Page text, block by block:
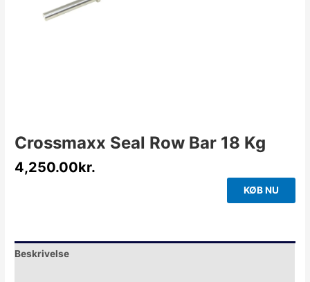
Crossmaxx Seal Row Bar 18 Kg
4,250.00kr.
KØB NU
Beskrivelse